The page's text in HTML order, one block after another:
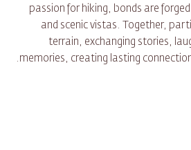
passion for hiking, bonds are
and scenic vistas. Together,
terrain, exchanging stories,
memories, creating lasting